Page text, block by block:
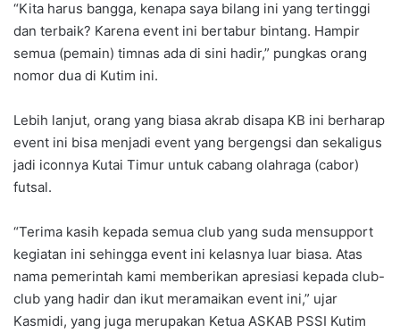
“Kita harus bangga, kenapa saya bilang ini yang tertinggi
dan terbaik? Karena event ini bertabur bintang. Hampir
semua (pemain) timnas ada di sini hadir,” pungkas orang
nomor dua di Kutim ini.
Lebih lanjut, orang yang biasa akrab disapa KB ini berharap
event ini bisa menjadi event yang bergengsi dan sekaligus
jadi iconnya Kutai Timur untuk cabang olahraga (cabor)
futsal.
“Terima kasih kepada semua club yang suda mensupport
kegiatan ini sehingga event ini kelasnya luar biasa. Atas
nama pemerintah kami memberikan apresiasi kepada club-
club yang hadir dan ikut meramaikan event ini,” ujar
Kasmidi, yang juga merupakan Ketua ASKAB PSSI Kutim